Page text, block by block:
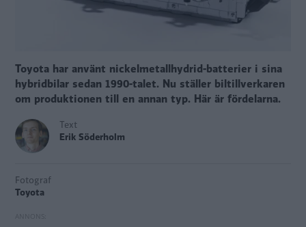
Toyota har använt nickelmetallhydrid-batterier i sina
hybridbilar sedan 1990-talet. Nu ställer biltillverkaren
om produktionen till en annan typ. Här är fördelarna.
Text
Erik Söderholm
Fotograf
Toyota